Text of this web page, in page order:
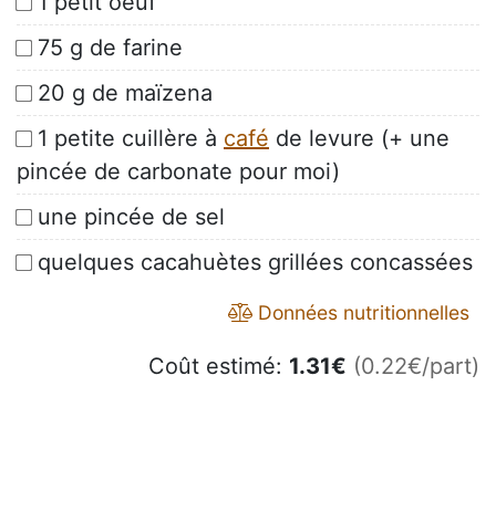
75 g de farine
20 g de maïzena
1 petite cuillère à café de levure (+ une
pincée de carbonate pour moi)
une pincée de sel
quelques cacahuètes grillées concassées
Données nutritionnelles
Coût estimé: 1.31€ (0.22€/part)